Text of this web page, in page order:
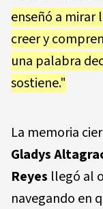
enseñó a mirar
creer y
una palabra
sostiene."
La memoria
Gladys
Reyes llegó al
navegando en